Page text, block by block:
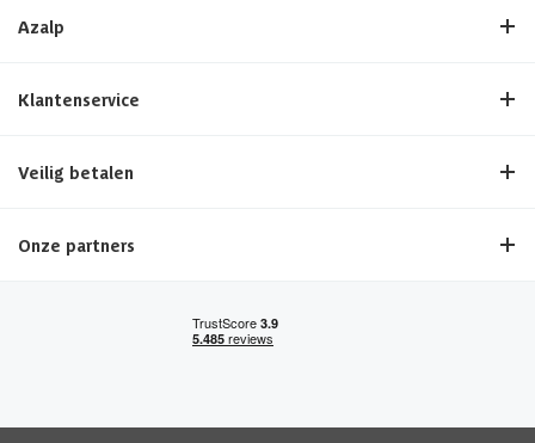
Azalp
Klantenservice
Veilig betalen
Onze partners